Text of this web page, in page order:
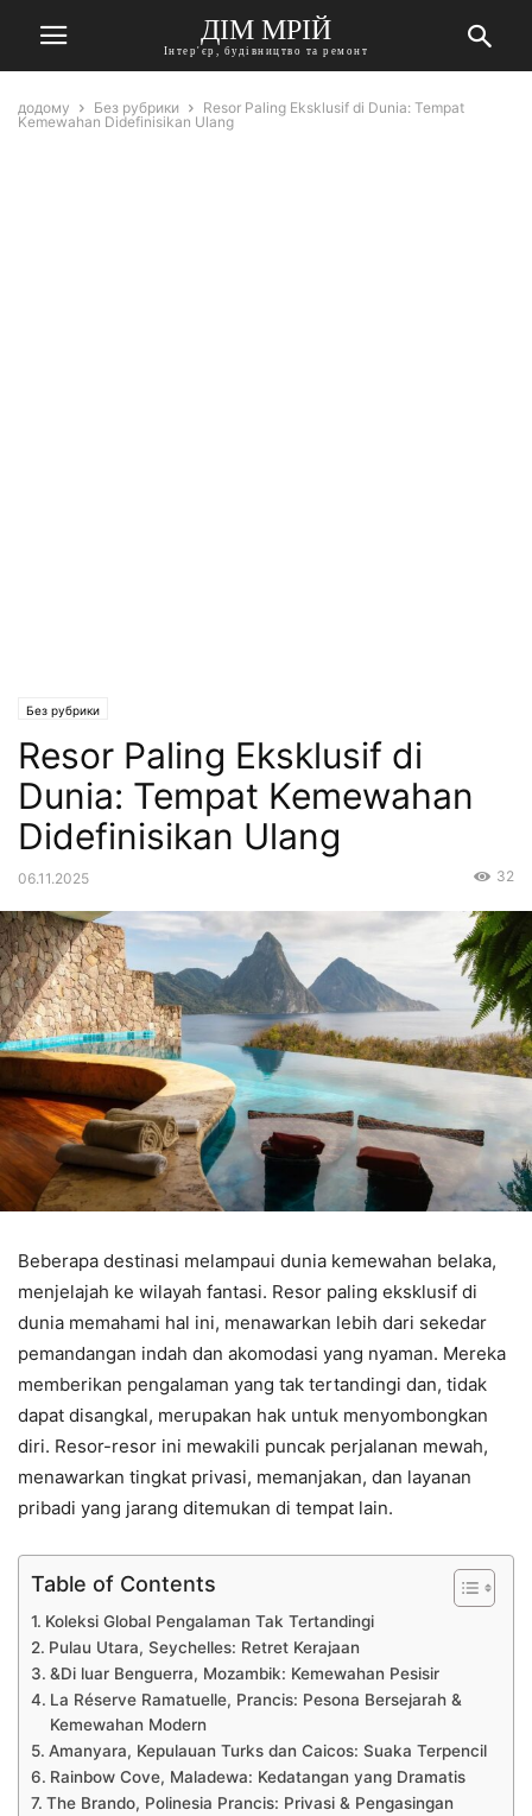
ДІМ МРІЙ
Інтер'єр, будівництво та ремонт
додому Без рубрики
Resor Paling Eksklusif di Dunia: Tempat
Kemewahan Didefinisikan Ulang
Без рубрики
Resor Paling Eksklusif di
Dunia: Tempat Kemewahan
Didefinisikan Ulang
06.11.2025 32
Beberapa destinasi melampaui dunia kemewahan belaka,
menjelajah ke wilayah fantasi. Resor paling eksklusif di
dunia memahami hal ini, menawarkan lebih dari sekedar
pemandangan indah dan akomodasi yang nyaman. Mereka
memberikan pengalaman yang tak tertandingi dan, tidak
dapat disangkal, merupakan hak untuk menyombongkan
diri. Resor-resor ini mewakili puncak perjalanan mewah,
menawarkan tingkat privasi, memanjakan, dan layanan
pribadi yang jarang ditemukan di tempat lain.
Table of Contents
Koleksi Global Pengalaman Tak Tertandingi
Pulau Utara, Seychelles: Retret Kerajaan
&Di luar Benguerra, Mozambik: Kemewahan Pesisir
La Réserve Ramatuelle, Prancis: Pesona Bersejarah &
Kemewahan Modern
Amanyara, Kepulauan Turks dan Caicos: Suaka Terpencil
Rainbow Cove, Maladewa: Kedatangan yang Dramatis
The Brando, Polinesia Prancis: Privasi & Pengasingan